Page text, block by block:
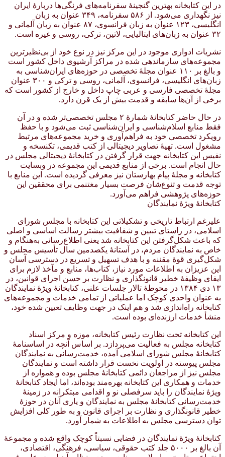
در این کتابخانه بهترین گنجینهٔ سفرنامه‌های فرنگی‌ها دربارهٔ ایران
نیز نگهداری می‌شود. از ۵۸۶ سفرنامه، ۳۴۹ عنوان به زبان
انگلیسی، ۱۲۳ عنوان به زبان فرانسوی، ۸۷ عنوان به زبان آلمانی و
۳۲ عنوان به زبان‌های ایتالیایی، لاتین، ترکی، روسی و غیره است.
نشریات ادواری موجود در این مرکز نیز در نوع خود از بی‌نظیرترین
مجموعه‌های سازماندهی شده در مراکز آرشیوی داخل کشور است
و بالغ بر ۱۱۰ عنوان مجلهٔ تخصصی در حوزه‌های ایران‌شناسی به
زبان‌های انگلیسی، فرانسوی، آلمانی، روسی و ترکی و ۳۰۰ عنوان
مجلهٔ تخصصی فارسی و عربی چاپ داخل و خارج از کشور است که
برخی از آن‌ها سابقه و قدمت بیش از یک قرن دارد.
در حال حاضر کتابخانهٔ شمارهٔ ۲ مجلس تخصصی‌تر شده و در آن
فقط منابع اسلام‌شناسی و ایران‌شناسی ثبت می‌شود و با حفظ
رویکرد تخصصی خود به فراهم‌آوری و خرید مجموعه‌های مرتبط
مشغول است. تهیهٔ تصاویر دیجیتالی از کتب قدیمی، تکنسخه و
نفیس این کتابخانه جهت قرار گرفتن در کتابخانهٔ دیجیتالی مجلس در
حال انجام است. برخی از منابع قدیمی این مجموعه در وبسایت
کتابخانه و مجلهٔ پیام بهارستان نیز معرفی گردیده است. این منابع با
توجه قدمت و تنوع‌شان فرصت بسیار مغتنمی برای محققین این
حوزه‌های پژوهشی فراهم می‌آورد.
کتابخانهٔ ویژهٔ نمایندگان
علیرغم ارتباط تاریخی و تشکیلاتی این کتابخانه با مجلس شورای
اسلامی، در راستای تبیین و شفافیت بیشتر رسالت اساسی و اصلی
که باعث شکل‌گرفتن این کتابخانه شد یعنی اطلاع‌رسانی به‌هنگام و
خاص به نمایندگان مردم، در آستانهٔ یکصدمین سال تأسیس مجلس و
شکل‌گیری قوهٔ مقننه و با هدف تسهیل و تسریع در دسترسی آسان
این عزیزان به اطلاعات مورد نیاز، کتاب‌ها، منابع و مآخذ لازم برای
ایفای وظیفهٔ خطیر قانونگذاری و نظارت بر حسن اجرای قوانین، در
۱۳ دی ۱۳۸۴ در محوطهٔ تالار جلسات علنی، کتابخانهٔ ویژهٔ نمایندگان
به عنوان واحدی کوچک اما عملیاتی از تمامی خدمات و مجموعه‌های
کتابخانه راه‌اندازی شد و هم اینک در جهت وظایف تعیین شده خود،
منشأ خدمات ارزنده‌ای بوده است.
این کتابخانه تحت نظارت رئیس کتابخانه، موزه و مرکز اسناد
کتابخانه مجلس به فعالیت می‌پردازد. بر اساس آنچه در اساسنامهٔ
کتابخانهٔ مجلس شورای اسلامی آمده، خدمت‌رسانی به نمایندگان
مجلس پیوسته در اولویت نخست قرار داشته است و نمایندگان
مجلس نیز از مراجعان دائمی کتابخانهٔ مجلس بوده و همواره از
خدمات و همکاری این کتابخانه بهره‌مند بوده‌اند، اما ایجاد کتابخانهٔ
ویژهٔ نمایندگان را باید سرفصلی نو و اقدامی مبتکرانه در زمینهٔ
خدمت‌رسانی کتابخانهٔ مجلس به نمایندگان و یاری آنان در حوزهٔ
خطیر قانونگذاری و نظارت بر اجرای قانون و به طور کلی افزایش
توان دسترسی مجلس به اطلاعات به شمار آورد.
کتابخانهٔ ویژهٔ نمایندگان در فضایی نسبتاً کوچک واقع شده و مجموعهٔ
آن بالغ بر ۵۰۰۰ جلد کتب حقوقی، سیاسی، فرهنگی، اقتصادی،